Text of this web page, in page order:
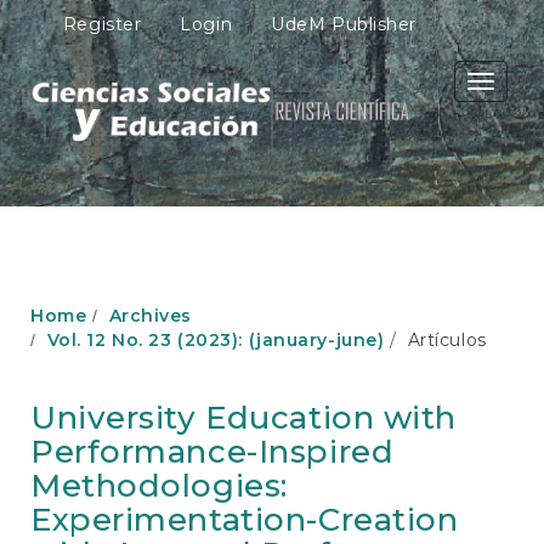
M
a
i
n
N
a
v
i
g
n
n
C
o
n
t
Register Login UdeM Publisher
Toggle
Home
Archives
Vol. 12 No. 23 (2023): (january-june)
Artículos
University Education with
Performance-Inspired
Methodologies:
Experimentation-Creation